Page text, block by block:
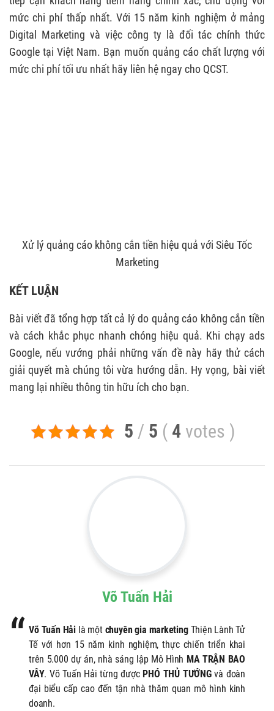
mức chi phí thấp nhất. Với 15 năm kinh nghiệm ở mảng
Digital Marketing và việc công ty là đối tác chính thức
Google tại Việt Nam. Bạn muốn quảng cáo chất lượng với
mức chi phí tối ưu nhất hãy liên hệ ngay cho QCST.
Xử lý quảng cáo không cắn tiền hiệu quả với Siêu Tốc
Marketing
KẾT LUẬN
Bài viết đã tổng hợp tất cả lý do quảng cáo không cắn tiền
và cách khắc phục nhanh chóng hiệu quả. Khi chạy ads
Google, nếu vướng phải những vấn đề này hãy thử cách
giải quyết mà chúng tôi vừa hướng dẫn. Hy vọng, bài viết
mang lại nhiều thông tin hữu ích cho bạn.
5 / 5 ( 4 votes )
Võ Tuấn Hải
Võ Tuấn Hảilà một chuyên gia marketingThiện Lành Tử
Tế với hơn 15 năm kinh nghiệm, thực chiến triển khai
trên 5.000 dự án, nhà sáng lập Mô Hình MA TRẬN BAO
VÂY. Võ Tuấn Hải từng được PHÓ THỦ TƯỚNGvà đoàn
đại biểu cấp cao đến tận nhà thăm quan mô hình kinh
doanh.